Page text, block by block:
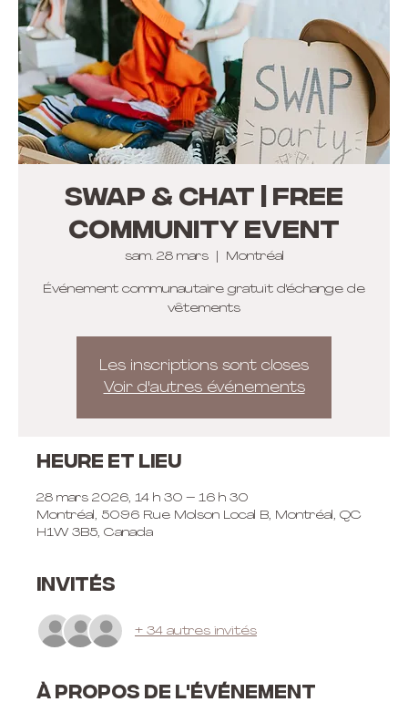
Swap & Chat | Free
Community Event
sam. 28 mars
  |
Montréal
Événement communautaire gratuit d'échange de
vêtements
Les inscriptions sont closes
Voir d'autres événements
Heure et lieu
28 mars 2026, 14 h 30 – 16 h 30
Montréal, 5096 Rue Molson Local B, Montréal, QC
H1W 3B5, Canada
Invités
+ 34 autres invités
À propos de l'événement